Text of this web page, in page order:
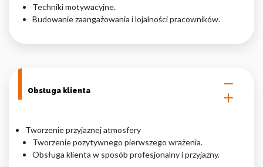
Techniki motywacyjne.
Budowanie zaangażowania i lojalności pracowników.
Obsługa klienta
Tworzenie przyjaznej atmosfery
Tworzenie pozytywnego pierwszego wrażenia.
Obsługa klienta w sposób profesjonalny i przyjazny.